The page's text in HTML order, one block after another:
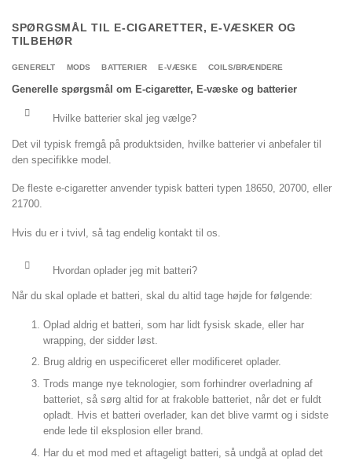
SPØRGSMÅL TIL E-CIGARETTER, E-VÆSKER OG
TILBEHØR
GENERELT MODS BATTERIER E-VÆSKE COILS/BRÆNDERE
Generelle spørgsmål om E-cigaretter, E-væske og batterier
Hvilke batterier skal jeg vælge?
Det vil typisk fremgå på produktsiden, hvilke batterier vi anbefaler til
den specifikke model.
De fleste e-cigaretter anvender typisk batteri typen 18650, 20700, eller
21700.
Hvis du er i tvivl, så tag endelig kontakt til os.
Hvordan oplader jeg mit batteri?
Når du skal oplade et batteri, skal du altid tage højde for følgende:
Oplad aldrig et batteri, som har lidt fysisk skade, eller har
wrapping, der sidder løst.
Brug aldrig en uspecificeret eller modificeret oplader.
Trods mange nye teknologier, som forhindrer overladning af
batteriet, så sørg altid for at frakoble batteriet, når det er fuldt
opladt. Hvis et batteri overlader, kan det blive varmt og i sidste
ende lede til eksplosion eller brand.
Har du et mod med et aftageligt batteri, så undgå at oplad det